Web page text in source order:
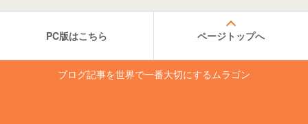
PC版はこちら ページトップへ
ブログ記事を世界で一番大切にするムラゴン